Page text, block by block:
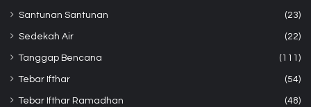
Santunan Santunan (23)
Sedekah Air (22)
Tanggap Bencana (111)
Tebar Ifthar (54)
Tebar Ifthar Ramadhan (48)